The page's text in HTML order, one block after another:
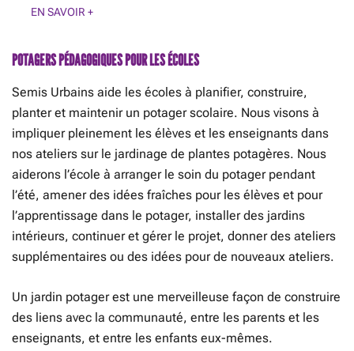
EN SAVOIR +
POTAGERS PÉDAGOGIQUES POUR LES ÉCOLES
Semis Urbains aide les écoles à planifier, construire,
planter et maintenir un potager scolaire. Nous visons à
impliquer pleinement les élèves et les enseignants dans
nos ateliers sur le jardinage de plantes potagères. Nous
aiderons l’école à arranger le soin du potager pendant
l’été, amener des idées fraîches pour les élèves et pour
l’apprentissage dans le potager, installer des jardins
intérieurs, continuer et gérer le projet, donner des ateliers
supplémentaires ou des idées pour de nouveaux ateliers.
Un jardin potager est une merveilleuse façon de construire
des liens avec la communauté, entre les parents et les
enseignants, et entre les enfants eux-mêmes.